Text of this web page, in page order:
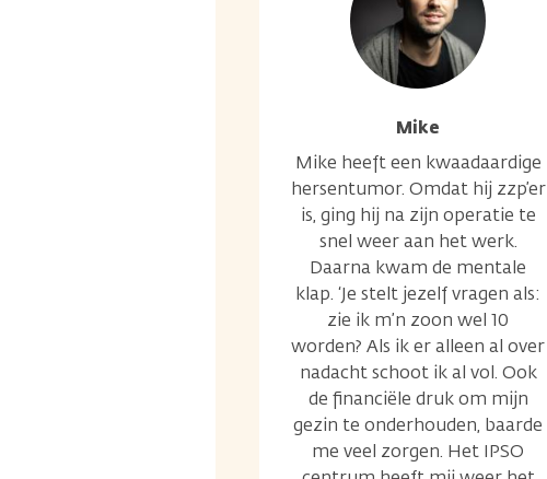
Mike
Mike heeft een kwaadaardige
hersentumor. Omdat hij zzp’er
is, ging hij na zijn operatie te
snel weer aan het werk.
Daarna kwam de mentale
klap. ‘Je stelt jezelf vragen als:
zie ik m’n zoon wel 10
worden? Als ik er alleen al over
nadacht schoot ik al vol. Ook
de financiële druk om mijn
gezin te onderhouden, baarde
me veel zorgen. Het IPSO